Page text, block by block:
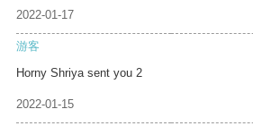
2022-01-17
游客
Horny Shriya sent you 2
2022-01-15